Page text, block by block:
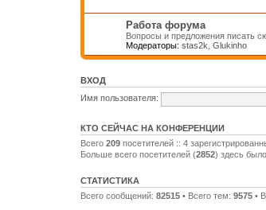
Работа форума
Вопросы и предложения писать
Модераторы: stas2k Glukinho
ВХОД
Имя пользователя:
КТО СЕЙЧАС НА КОНФЕРЕНЦИИ
Всего 209посетителей :: 4
Больше всего посетителей (2852) здесь
СТАТИСТИКА
Всего сообщений: 82515• Всего тем: 9575•